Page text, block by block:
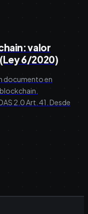
valor
6/2020)
documento en
2.0 Art. 41. Desde